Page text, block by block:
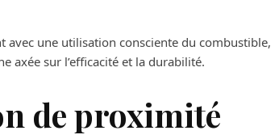
avec une utilisation consciente du combustible,
axée sur l’efficacité et la durabilité.
de proximité